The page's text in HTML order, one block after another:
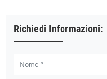
Richiedi Informazioni: